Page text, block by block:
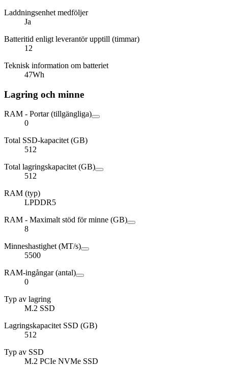
Laddningsenhet medföljer
Ja
Batteritid enligt leverantör upptill (timmar)
12
Teknisk information om batteriet
47Wh
Lagring och minne
RAM - Portar (tillgängliga)
0
Total SSD-kapacitet (GB)
512
Total lagringskapacitet (GB)
512
RAM (typ)
LPDDR5
RAM - Maximalt stöd för minne (GB)
8
Minneshastighet (MT/s)
5500
RAM-ingångar (antal)
0
Typ av lagring
M.2 SSD
Lagringskapacitet SSD (GB)
512
Typ av SSD
M.2 PCIe NVMe SSD